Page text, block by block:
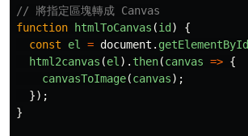
// 將指定區塊轉成 Canvas
function
htmlToCanvas (id )
{
const
el = document . getElementById
html2canvas (el ). then(canvas => {
canvasToImage(canvas);
});
}